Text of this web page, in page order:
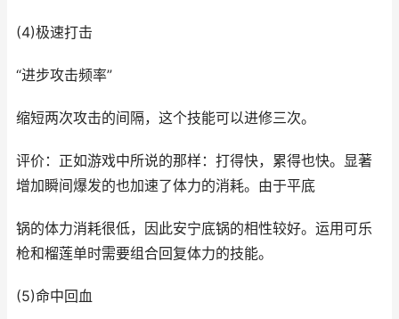
(4)极速打击
“进步攻击频率”
缩短两次攻击的间隔，这个技能可以进修三次。
评价：正如游戏中所说的那样：打得快，累得也快。显著
增加瞬间爆发的也加速了体力的消耗。由于平底
锅的体力消耗很低，因此安宁底锅的相性较好。运用可乐
枪和榴莲单时需要组合回复体力的技能。
(5)命中回血